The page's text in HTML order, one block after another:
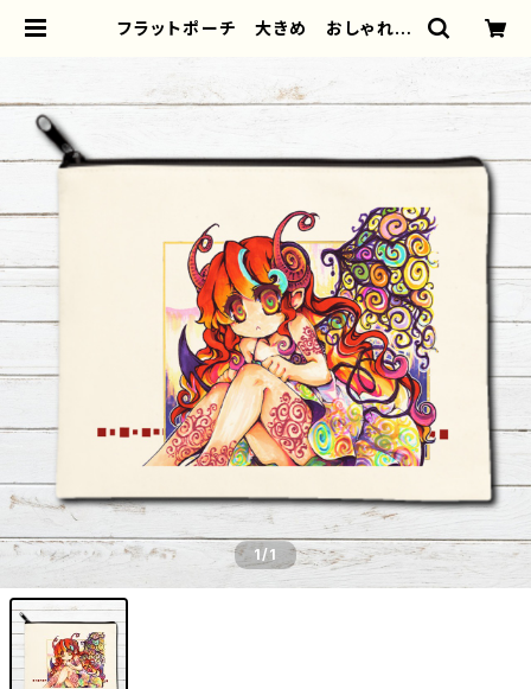
フラットポーチ 大きめ おしゃれ
デリック 悪魔娘 ぐるぐる目 ハロ
ウィン 個性的 おすすめ 人気 イ
ラストレーター クリエイター 絵
タイトル：【月蝕ざっか店】Guru Gur
eケース/スマホケース/Tシャツ/おし
ゃれ/イラストレーター/グッズ/人気/
後払い/通販｜雑貨屋アリうさ
1/1